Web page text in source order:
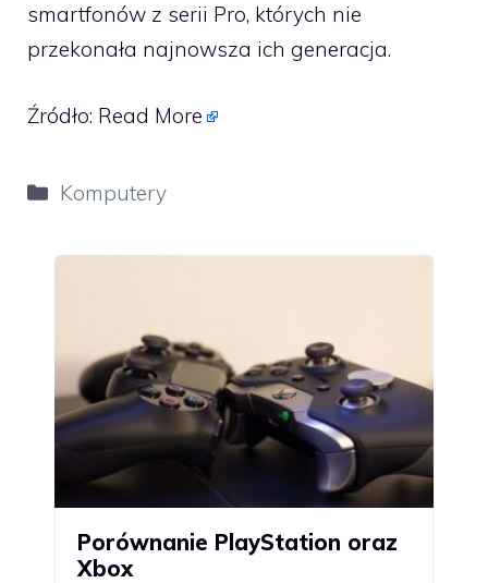
smartfonów z serii Pro, których nie
przekonała najnowsza ich generacja.
Źródło: Read More
Kategorie
Komputery
Porównanie PlayStation oraz
Xbox